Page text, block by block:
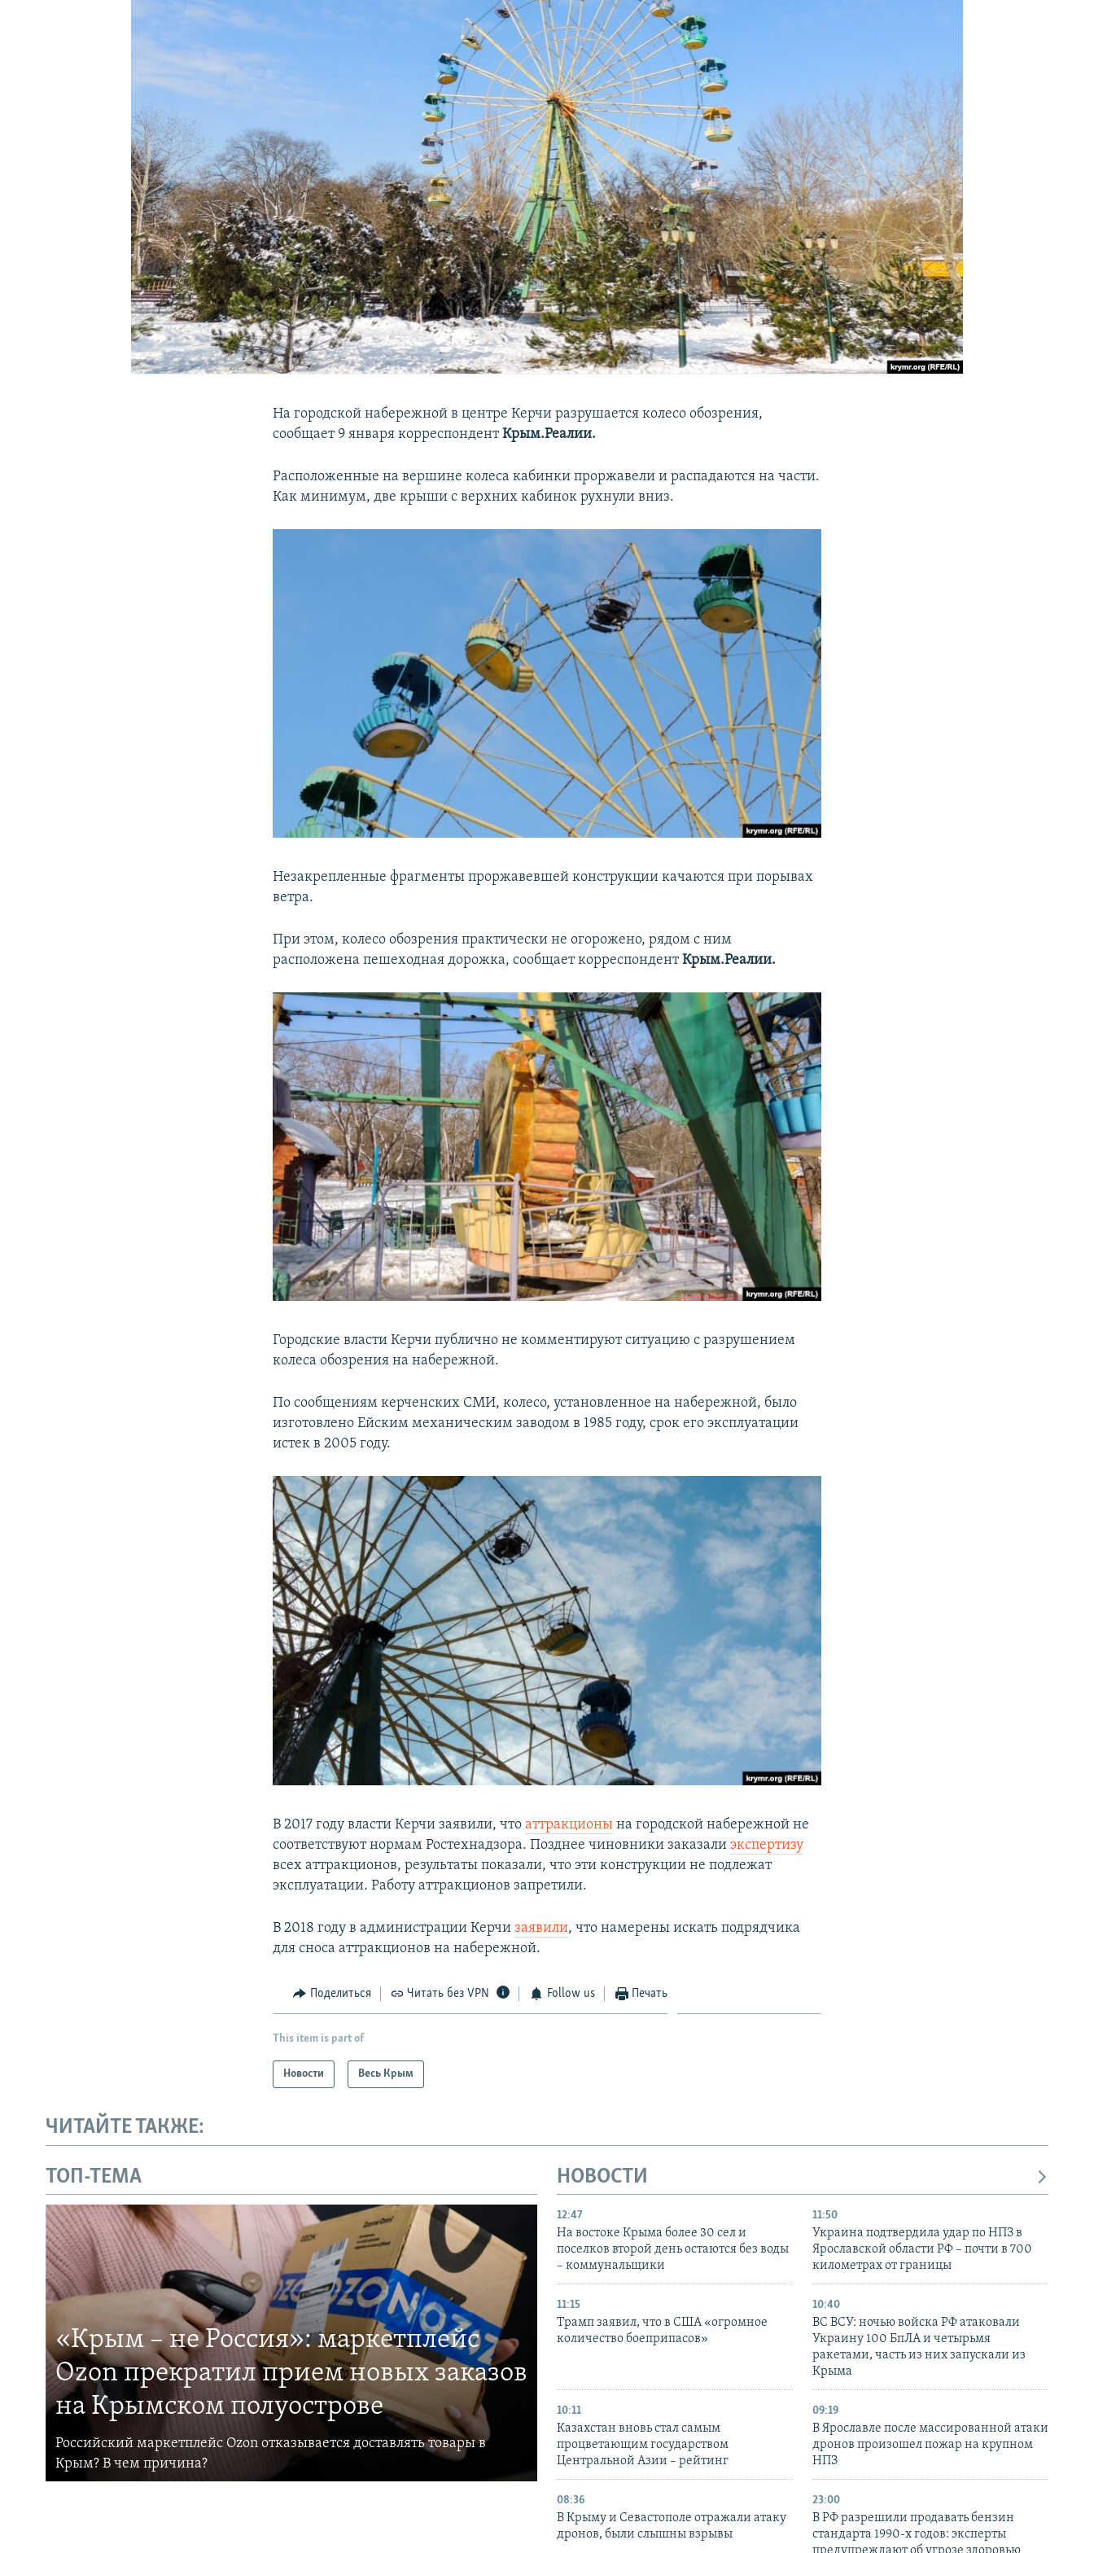
УКРАИНСКАЯ ПРОБЛЕМА КРЫМА
На городской набережной в центре Керчи разрушается колесо обозрения,
сообщает 9 января корреспондентКрым.Реалии.
Расположенные на вершине колеса кабинки проржавели и распадаются на части.
Как минимум, две крыши с верхних кабинок рухнули вниз.
Незакрепленные фрагменты проржавевшей конструкции качаются при порывах
ветра.
При этом, колесо обозрения практически не огорожено, рядом с ним
расположена пешеходная дорожка, сообщает корреспондентКрым.Реалии.
​Городские власти Керчи публично не комментируют ситуацию с разрушением
колеса обозрения на набережной.
По сообщениям керченских СМИ, колесо, установленное на набережной, было
изготовлено Ейским механическим заводом в 1985 году, срок его эксплуатации
истек в 2005 году.
В 2017 году власти Керчи заявили, чтоаттракционы на городской набережной не
соответствуют нормам Ростехнадзора. Позднее чиновники заказалиэкспертизу
всех аттракционов, результаты показали, что эти конструкции не подлежат
эксплуатации. Работу аттракционов запретили.
В 2018 году в администрации Керчизаявили, что намерены искать подрядчика
для сноса аттракционов на набережной.
Поделиться Читать без VPN Follow us Печать
This item is part of
Новости Весь Крым
ЧИТАЙТЕ ТАКЖЕ:
ТОП-ТЕМА
«Крым – не Россия»: маркетплейс
Ozon прекратил прием новых заказов
на Крымском полуострове
Российский маркетплейс Ozon отказывается доставлять товары в
Крым? В чем причина?
НОВОСТИ
12:47
На востоке Крыма более 30 сел и
поселков второй день остаются без воды
– коммунальщики
11:50
Украина подтвердила удар по НПЗ в
Ярославской области РФ – почти в 700
километрах от границы
11:15
Трамп заявил, что в США «огромное
количество боеприпасов»
10:40
ВС ВСУ: ночью войска РФ атаковали
Украину 100 БпЛА и четырьмя
ракетами, часть из них запускали из
Крыма
10:11
Казахстан вновь стал самым
процветающим государством
Центральной Азии – рейтинг
09:19
В Ярославле после массированной атаки
дронов произошел пожар на крупном
НПЗ
08:36
В Крыму и Севастополе отражали атаку
дронов, были слышны взрывы
23:00
В РФ разрешили продавать бензин
стандарта 1990-х годов: эксперты